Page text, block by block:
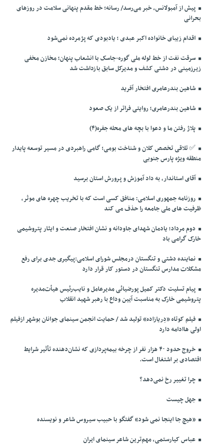
پیش از آمبولانس، خبر می‌رسد/ رسانه؛ خط مقدم پنهانی سلامت در روزهای
بحرانی
اقدام زیبای خانواده اکبر عبدی ؛ یادبودی که پژمرده نمی‌شود
سرقت نفت از خط لوله ملی گوره-جاسک با انشعاب پنهان؛ مخازن مخفی
زیرزمینی در دشتی کشف و مدیرکل سابق بازداشت شد
شاهین بندرعامری افتخار آفرید
شاهین بندرعامری؛ روایتی فراتر از یک صعود
پلاژ رفتن ما و دعوا با بچه های محله جفره(۴)
✅️ تلاقی تخصص کلان و شناخت بومی؛ گامی راهبردی در مسیر توسعه پایدار
منطقه ویژه پارس جنوبی
آقای استاندار، به داد آموزش و پرورش استان برسید
روزنامه جمهوری اسلامی: منافق کسی است که با تخریب چهره های موثر،
ظرفیت های ملی جامعه را حذف می کند
دوم مرداد؛ یادمان شهدای جاودانه و نشان افتخار صنعت و ایثار پتروشیمی
خارک گرامی باد
نماینده دشتی و تنگستان درمجلس شورای اسلامی:پیگیری جدی برای رفع
مشکلات مدارس تنگستان در دستور کار قرار دارد
پیام تسلیت دکتر کمیل پورضیائی مدیرعامل و نایب‌رئیس هیأت‌مدیره
پتروشیمی خارک به مناسبت آیین وداع با رهبر شهید انقلاب
فیلم کوتاه «دِریازاده» تولید شد / حمایت انجمن سینمای جوانان بوشهر ازفیلم
اولی هاادامه دارد
خروج حدود ۴۰ هزار نفر از چرخه بیمه‌پردازی که نشان‌دهنده تأثیر شرایط
اقتصادی بر اشتغال است.
چرا تغییر رخ نمی‌دهد؟
جهل چیست
«هیچ جا اینجا نمی شود» گفتگو با حبیب سیروس شاعر و نویسنده
عباس کیارستمی، مهم‌ترین شاعر سینمای ایران